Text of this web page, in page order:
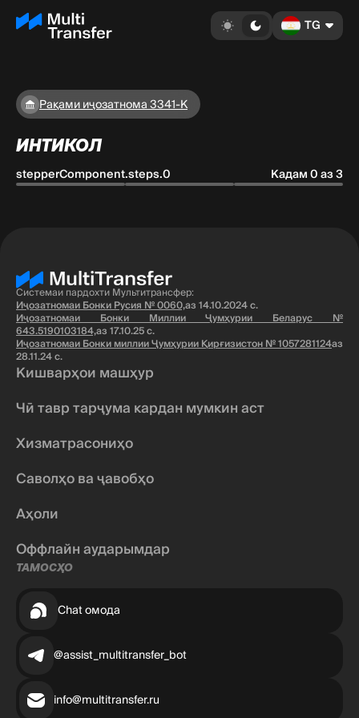
TG
Рақами иҷозатнома 3341-K
ИНТИКОЛ
stepperComponent.steps.0 Кадам 0 аз 3
Системаи пардохти Мультитрансфер:
Иҷозатномаи Бонки Русия № 0060,аз 14.10.2024 с.
Иҷозатномаи Бонки Миллии Ҷумҳурии Беларус №
643.5190103184,аз 17.10.25 с.
Иҷозатномаи Бонки миллии Ҷумҳурии Қирғизистон № 1057281124аз
28.11.24 с.
Кишварҳои машҳур
Чӣ тавр тарҷума кардан мумкин аст
Хизматрасониҳо
Саволҳо ва ҷавобҳо
Аҳоли
Оффлайн аударымдар
ТАМОСҲО
Chat омода
@assist_multitransfer_bot
info@multitransfer.ru